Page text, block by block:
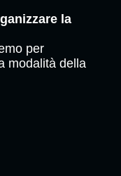
la
per
modalità della